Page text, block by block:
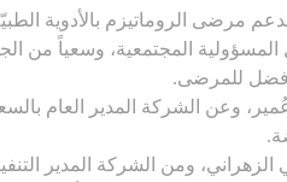
مرضى الروماتيزم بالأدوية
المجتمعية، وسعياً من
أفضل للمرضى.
وعن الشركة المدير العام
ومن الشركة المدير